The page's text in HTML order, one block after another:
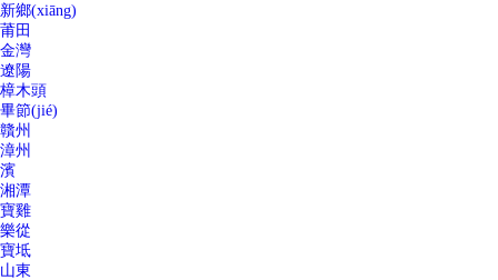
新鄉(xiāng)
莆田
金灣
遼陽
樟木頭
畢節(jié)
贛州
漳州
濱
湘潭
寶雞
樂從
寶坻
山東